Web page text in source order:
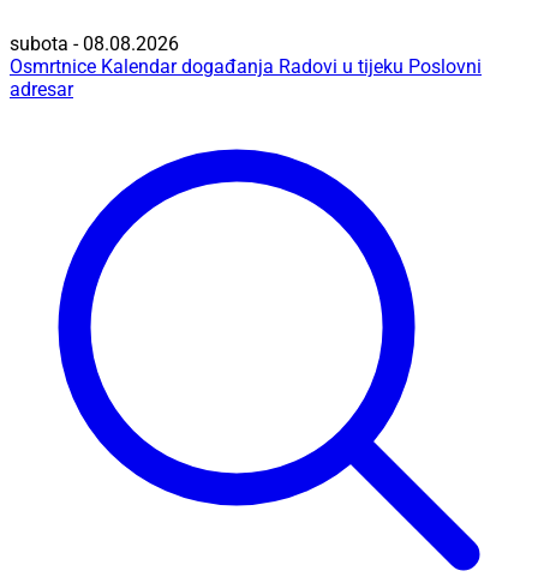
subota - 08.08.2026
Osmrtnice Kalendar događanja Radovi u tijeku Poslovni
adresar